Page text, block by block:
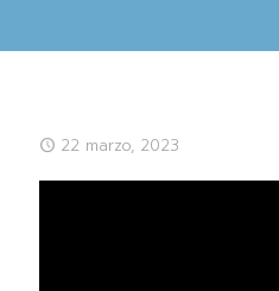
22 marzo, 2023